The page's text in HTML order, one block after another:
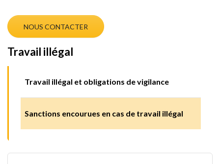
NOUS CONTACTER
Travail illégal
Travail illégal et obligations de vigilance
Sanctions encourues en cas de travail illégal